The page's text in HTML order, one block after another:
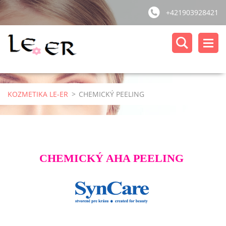
+421903928421
KOZMETIKA LE-ER > CHEMICKÝ PEELING
CHEMICKÝ AHA PEELING